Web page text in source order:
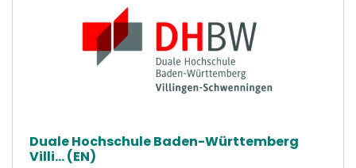
Duale Hochschule Baden-Württemberg
Villi... (EN)